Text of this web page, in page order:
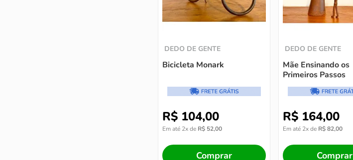
DEDO DE GENTE
Bicicleta Monark
R$ 104,00
Em até 2x de R$ 52,00
Comprar
DEDO DE GENTE
Mãe Ensinando os
Primeiros Passos
R$ 164,00
Em até 2x de R$82,00
Comprar